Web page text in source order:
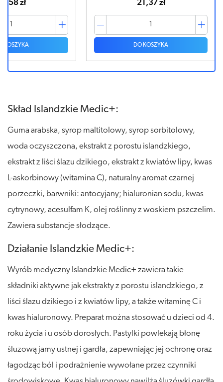
Skład Islandzkie Medic+:
Guma arabska, syrop maltitolowy, syrop sorbitolowy,
woda oczyszczona, ekstrakt z porostu islandzkiego,
ekstrakt z liści ślazu dzikiego, ekstrakt z kwiatów lipy, kwas
L-askorbinowy (witamina C), naturalny aromat czarnej
porzeczki, barwniki: antocyjany; hialuronian sodu, kwas
cytrynowy, acesulfam K, olej roślinny z woskiem pszczelim.
Zawiera substancje słodzące.
Działanie Islandzkie Medic+:
Wyrób medyczny Islandzkie Medic+ zawiera takie
składniki aktywne jak ekstrakty z porostu islandzkiego, z
liści ślazu dzikiego i z kwiatów lipy, a także witaminę C i
kwas hialuronowy. Preparat można stosować u dzieci od 4.
roku życia i u osób dorosłych. Pastylki powlekają błonę
śluzową jamy ustnej i gardła, zapewniając jej ochronę oraz
łagodząc ból i podrażnienie wywołane przez czynniki